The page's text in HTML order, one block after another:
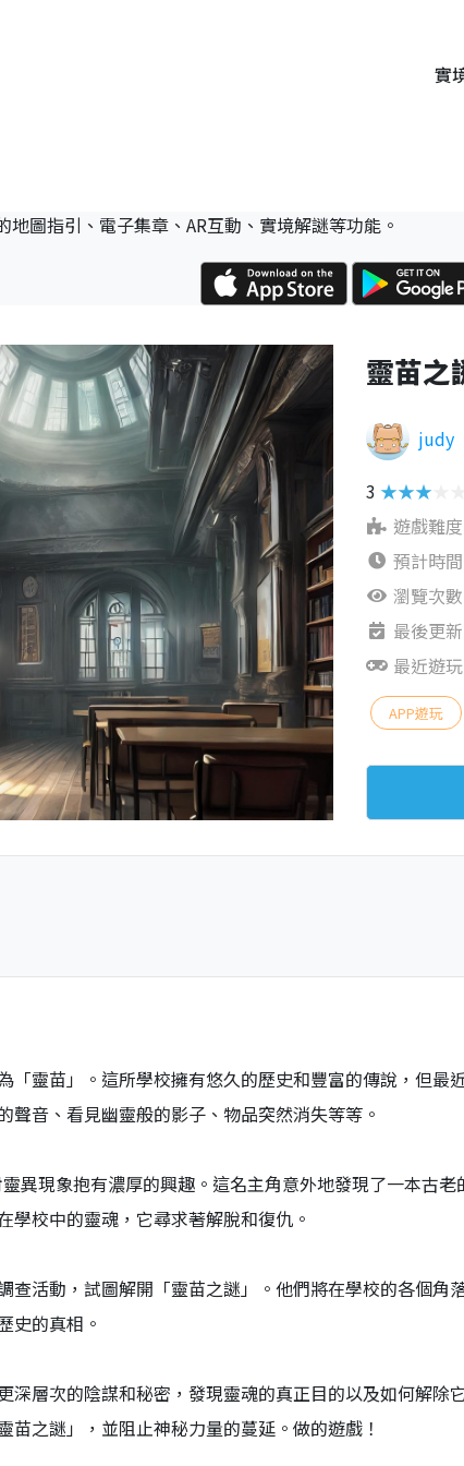
實
地圖指引、電子集章、AR互動、實境解謎等功能。
靈苗之
judy
3 ★★★★★
遊戲難度
預計時間
瀏覽次數
最後更新
最近遊玩
APP遊玩
「靈苗」。這所學校擁有悠久的歷史和豐富的傳說，但
聲音、看見幽靈般的影子、物品突然消失等等。
異現象抱有濃厚的興趣。這名主角意外地發現了一本古
校中的靈魂，它尋求著解脫和復仇。
查活動，試圖解開「靈苗之謎」。他們將在學校的各個
史的真相。
深層次的陰謀和秘密，發現靈魂的真正目的以及如何解
之謎」，並阻止神秘力量的蔓延。做的遊戲！